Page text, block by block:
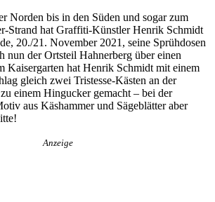
Norden bis in den Süden und sogar zum
Strand hat Graffiti-Künstler Henrik Schmidt
20./21. November 2021, seine Sprühdosen
nun der Ortsteil Hahnerberg über einen
Kaisergarten hat Henrik Schmidt mit einem
gleich zwei Tristesse-Kästen an der
einem Hingucker gemacht – bei der
aus Käshammer und Sägeblätter aber
Anzeige